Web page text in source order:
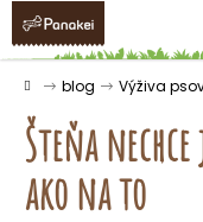
Prejsť
obsah
Domov
blog Výživa
Šteňa
ako na to
K
o Späť
Späť